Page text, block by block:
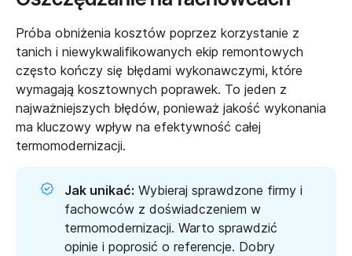
Próba obniżenia kosztów poprzez korzystanie z
tanich i niewykwalifikowanych ekip remontowych
często kończy się błędami wykonawczymi, które
wymagają kosztownych poprawek. To jeden z
najważniejszych błędów, ponieważ jakość wykonania
ma kluczowy wpływ na efektywność całej
termomodernizacji.
Jak unikać: Wybieraj sprawdzone firmy i
fachowców z doświadczeniem w
termomodernizacji. Warto sprawdzić
opinie i poprosić o referencje. Dobry